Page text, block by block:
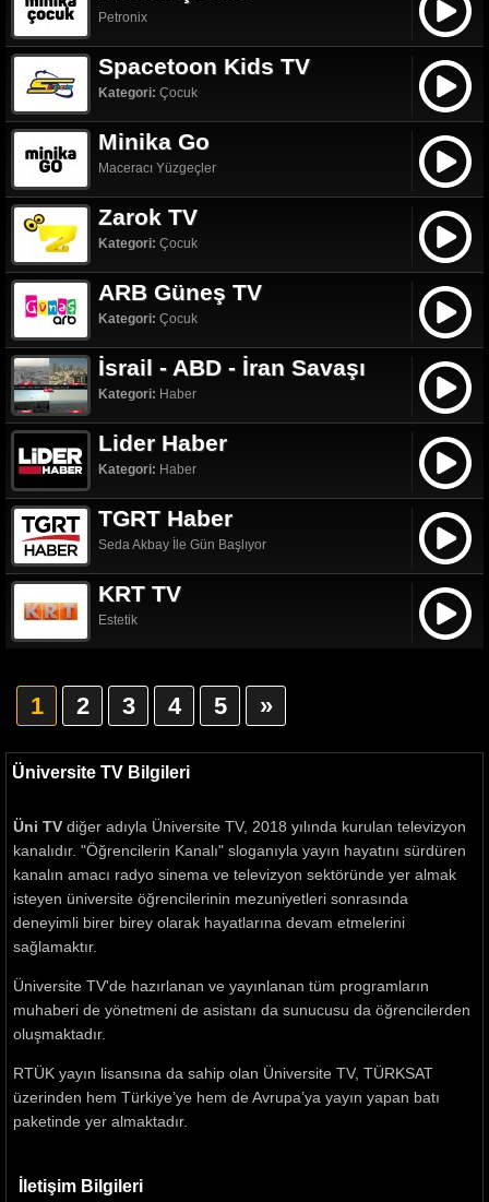
Petronix
Spacetoon Kids TV
Kategori: Çocuk
Minika Go
Maceracı Yüzgeçler
Zarok TV
Kategori: Çocuk
ARB Güneş TV
Kategori: Çocuk
İsrail - ABD - İran Savaşı
Kategori: Haber
Lider Haber
Kategori: Haber
TGRT Haber
Seda Akbay İle Gün Başlıyor
KRT TV
Estetik
1 2 3 4 5 »
Üniversite TV Bilgileri
Üni TV diğer adıyla Üniversite TV, 2018 yılında kurulan televizyon
kanalıdır. "Öğrencilerin Kanalı" sloganıyla yayın hayatını sürdüren
kanalın amacı radyo sinema ve televizyon sektöründe yer almak
isteyen üniversite öğrencilerinin mezuniyetleri sonrasında
deneyimli birer birey olarak hayatlarına devam etmelerini
sağlamaktır.
Üniversite TV'de hazırlanan ve yayınlanan tüm programların
muhaberi de yönetmeni de asistanı da sunucusu da öğrencilerden
oluşmaktadır.
RTÜK yayın lisansına da sahip olan Üniversite TV, TÜRKSAT
üzerinden hem Türkiye’ye hem de Avrupa’ya yayın yapan batı
paketinde yer almaktadır.
İletişim Bilgileri